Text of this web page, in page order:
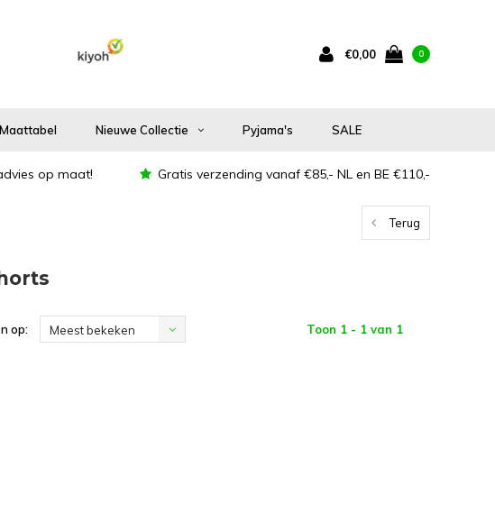
€0,00 0
Maattabel Nieuwe Collectie Pyjama's SALE
op maat! Gratis verzending vanaf €85,- NL en BE €110,-
Terug
op: Meest bekeken Toon 1 - 1 van 1